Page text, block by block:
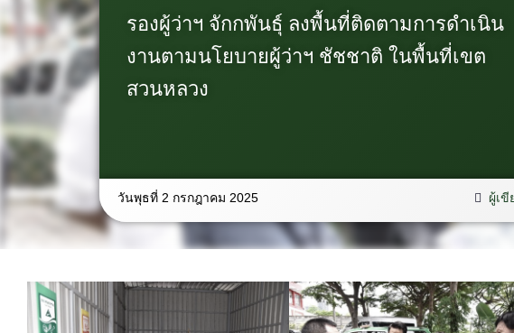
รองผู้ว่าฯ จักกพันธุ์ ลงพื้นที่ติดตามการดำเนิน
งานตามนโยบายผู้ว่าฯ ชัชชาติ ในพื้นที่เขต
สวนหลวง
วันพุธที่ 2 กรกฎาคม 2025 ผู้เขี